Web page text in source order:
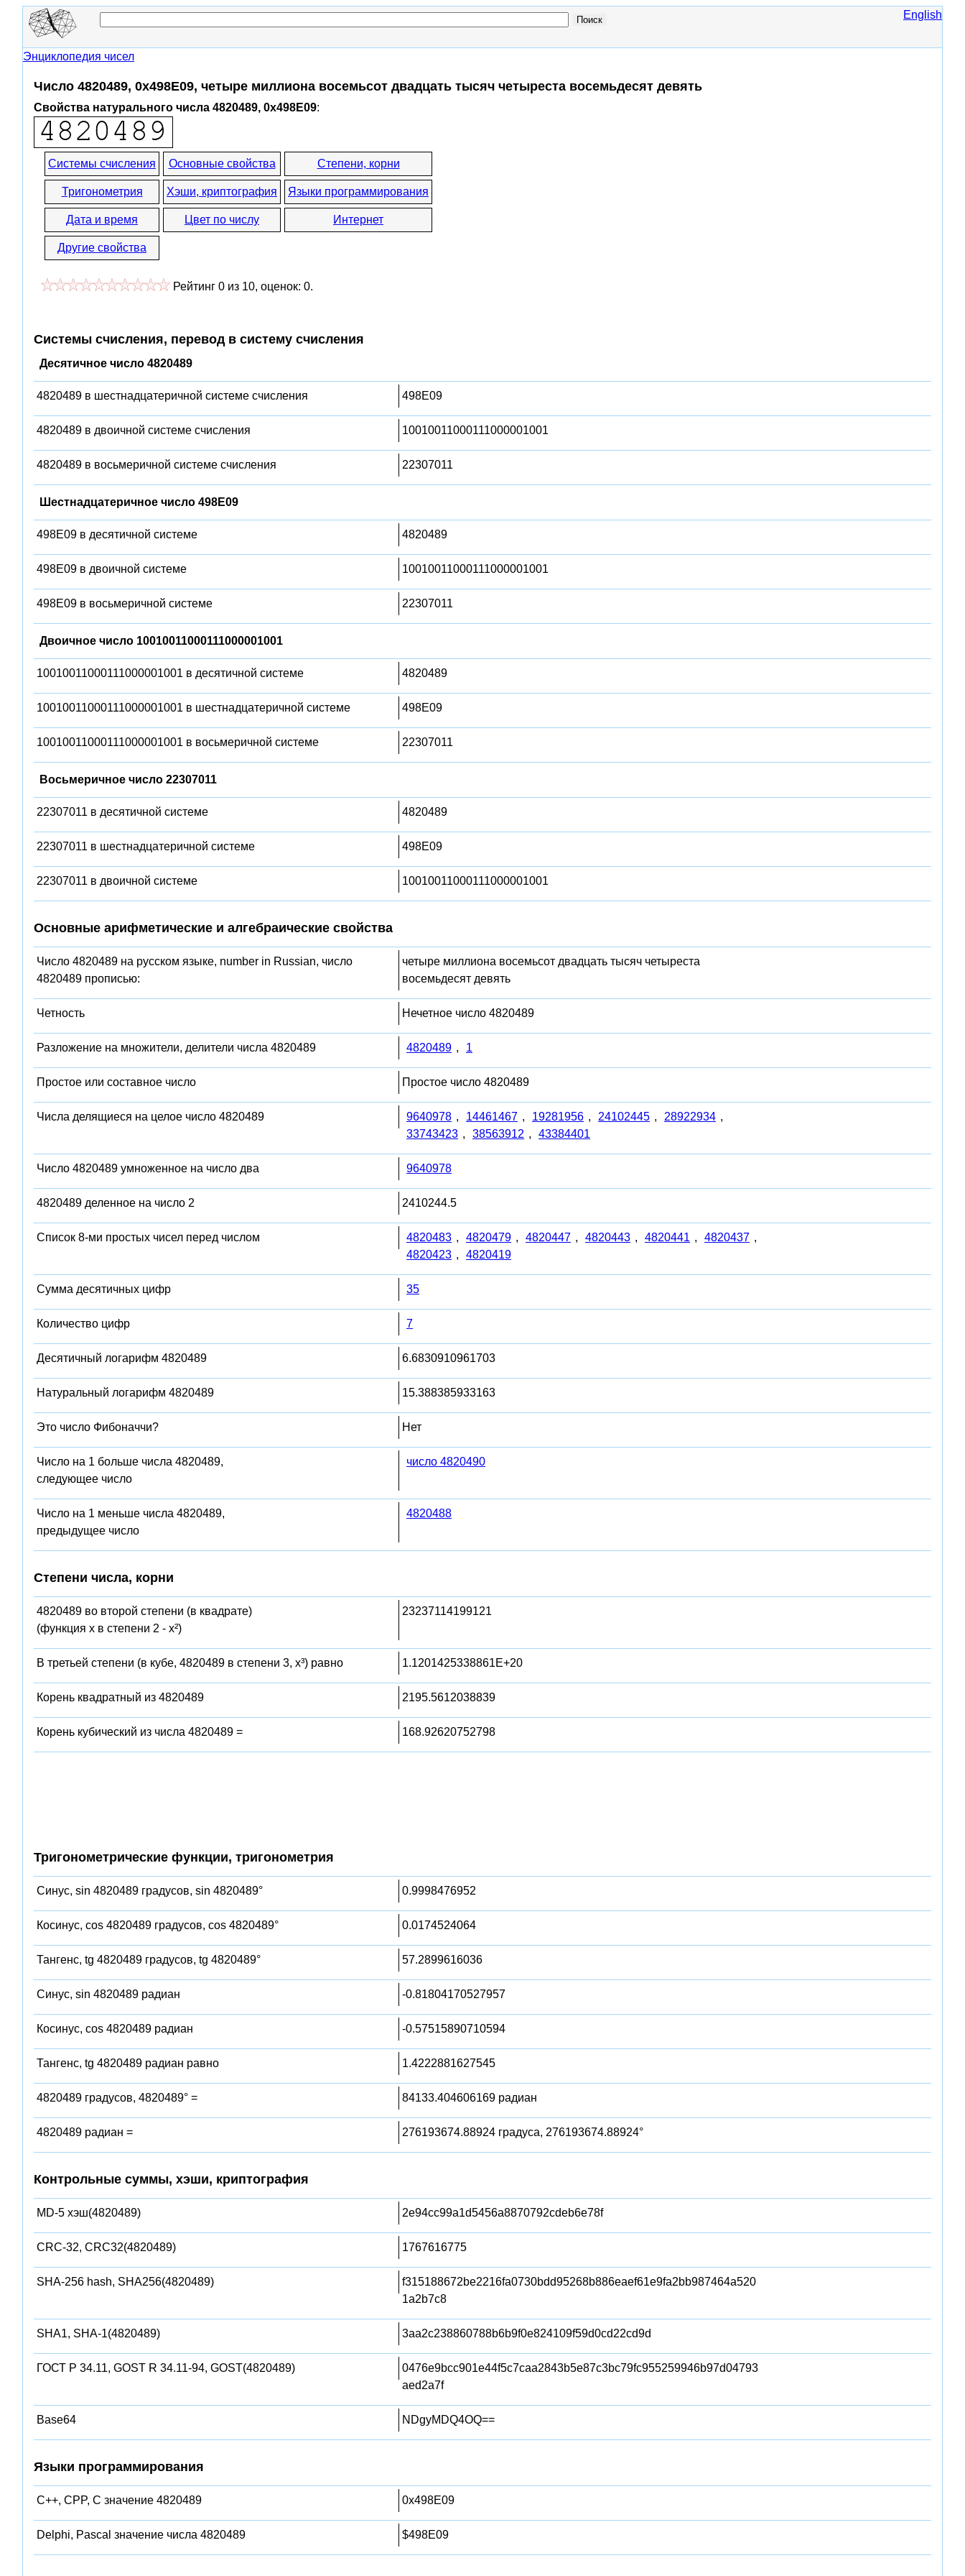
English
Энциклопедия чисел
Число 4820489, 0x498E09, четыре миллиона восемьсот двадцать тысяч четыреста восемьдесят девять
Свойства натурального числа 4820489, 0x498E09:
Системы счисления Основные свойства Степени, корни
Тригонометрия Хэши, криптография Языки программирования
Дата и время Цвет по числу Интернет
Другие свойства
Рейтинг 0 из 10, оценок: 0.
Системы счисления, перевод в систему счисления
Десятичное число 4820489
4820489 в шестнадцатеричной системе счисления 498E09
4820489 в двоичной системе счисления 10010011000111000001001
4820489 в восьмеричной системе счисления 22307011
Шестнадцатеричное число 498E09
498E09 в десятичной системе 4820489
498E09 в двоичной системе 10010011000111000001001
498E09 в восьмеричной системе 22307011
Двоичное число 10010011000111000001001
10010011000111000001001 в десятичной системе 4820489
10010011000111000001001 в шестнадцатеричной системе 498E09
10010011000111000001001 в восьмеричной системе 22307011
Восьмеричное число 22307011
22307011 в десятичной системе 4820489
22307011 в шестнадцатеричной системе 498E09
22307011 в двоичной системе 10010011000111000001001
Основные арифметические и алгебраические свойства
Число 4820489 на русском языке, number in Russian, число
4820489 прописью:
четыре миллиона восемьсот двадцать тысяч четыреста
восемьдесят девять
Четность Нечетное число 4820489
Разложение на множители, делители числа 4820489 4820489 , 1
Простое или составное число Простое число 4820489
Числа делящиеся на целое число 4820489 9640978 , 14461467 , 19281956 , 24102445 , 28922934 ,
33743423 , 38563912 , 43384401
Число 4820489 умноженное на число два 9640978
4820489 деленное на число 2 2410244.5
Список 8-ми простых чисел перед числом 4820483 , 4820479 , 4820447 , 4820443 , 4820441 , 4820437 ,
4820423 , 4820419
Сумма десятичных цифр 35
Количество цифр 7
Десятичный логарифм 4820489 6.6830910961703
Натуральный логарифм 4820489 15.388385933163
Это число Фибоначчи? Нет
Число на 1 больше числа 4820489,
следующее число
число 4820490
Число на 1 меньше числа 4820489,
предыдущее число
4820488
Степени числа, корни
4820489 во второй степени (в квадрате)
(функция x в степени 2 - x²)
23237114199121
В третьей степени (в кубе, 4820489 в степени 3, x³) равно 1.1201425338861E+20
Корень квадратный из 4820489 2195.5612038839
Корень кубический из числа 4820489 = 168.92620752798
Тригонометрические функции, тригонометрия
Синус, sin 4820489 градусов, sin 4820489° 0.9998476952
Косинус, cos 4820489 градусов, cos 4820489° 0.0174524064
Тангенс, tg 4820489 градусов, tg 4820489° 57.2899616036
Синус, sin 4820489 радиан -0.81804170527957
Косинус, cos 4820489 радиан -0.57515890710594
Тангенс, tg 4820489 радиан равно 1.4222881627545
4820489 градусов, 4820489° = 84133.404606169 радиан
4820489 радиан = 276193674.88924 градуса, 276193674.88924°
Контрольные суммы, хэши, криптография
MD-5 хэш(4820489) 2e94cc99a1d5456a8870792cdeb6e78f
CRC-32, CRC32(4820489) 1767616775
SHA-256 hash, SHA256(4820489)
f315188672be2216fa0730bdd95268b886eaef61e9fa2bb987464a520
1a2b7c8
SHA1, SHA-1(4820489) 3aa2c238860788b6b9f0e824109f59d0cd22cd9d
ГОСТ Р 34.11, GOST R 34.11-94, GOST(4820489)
0476e9bcc901e44f5c7caa2843b5e87c3bc79fc955259946b97d04793
aed2a7f
Base64 NDgyMDQ4OQ==
Языки программирования
C++, CPP, C значение 4820489 0x498E09
Delphi, Pascal значение числа 4820489 $498E09